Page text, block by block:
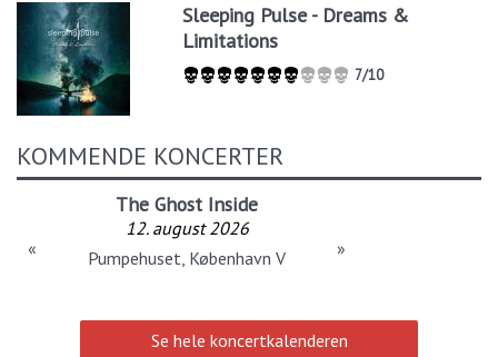
Sleeping Pulse - Dreams &
Limitations
7/10
KOMMENDE KONCERTER
The Ghost Inside
12. august 2026
Pumpehuset, København V
« »
Se hele koncertkalenderen